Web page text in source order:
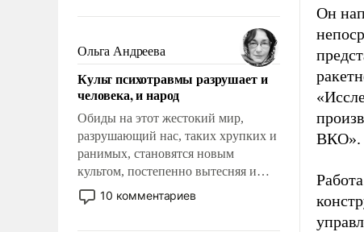
реализация радикально поднимет
наши боевые возможности.
Ольга Андреева
Культ психотравмы разрушает и
человека, и народ
Обиды на этот жестокий мир,
разрушающий нас, таких хрупких и
ранимых, становятся новым
культом, постепенно вытесняя и
отменяя традиционное требование к
человеку – быть мужественным и
10 комментариев
Он
ВКО».